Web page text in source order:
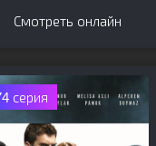
Смотреть онлайн
серия